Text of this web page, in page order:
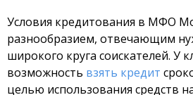
Условия кредитования в МФО
разнообразием, отвечающим
широкого круга соискателей. У
возможность взять кредит
целью использования средств